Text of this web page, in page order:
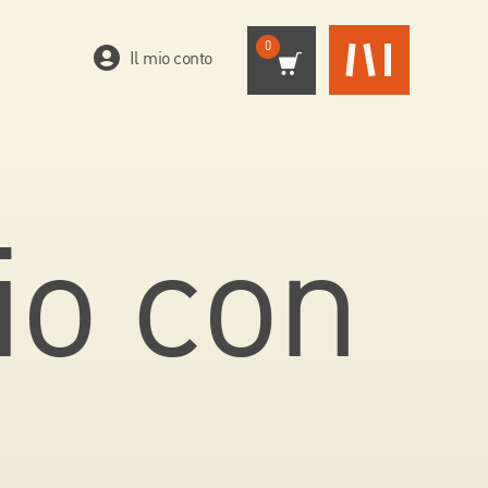
con
Il mio conto
0